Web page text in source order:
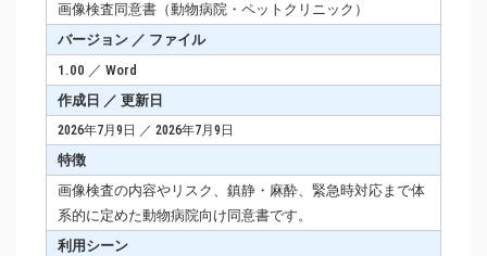
画像検査同意書（動物病院・ペットクリニック）
バージョン ／ ファイル
1.00 ／ Word
作成日 ／ 更新日
2026年7月9日 ／ 2026年7月9日
特徴
画像検査の内容やリスク、鎮静・麻酔、緊急時対応まで体
系的に定めた動物病院向け同意書です。
利用シーン